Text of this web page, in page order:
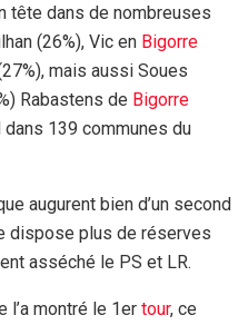
tête dans de nombreuses
(26%), Vic en Bigorre
mais aussi Soues
Rabastens de Bigorre
139 communes du
augurent bien d’un second
dispose plus de réserves
asséché le PS et LR.
l’a montré le 1er tour, ce